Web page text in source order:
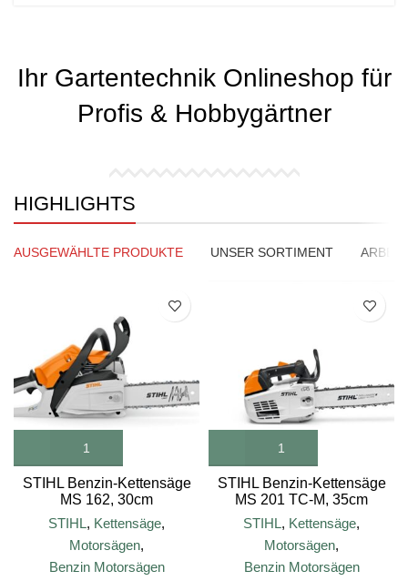
Ihr Gartentechnik Onlineshop für
Profis & Hobbygärtner
HIGHLIGHTS
AUSGEWÄHLTE PRODUKTE UNSER SORTIMENT
STIHL Benzin-Kettensäge
MS 162, 30cm
Schienenlänge
STIHL, Kettensäge,
Motorsägen,
Benzin Motorsägen
STIHL Benzin-Kettensäge
MS 201 TC-M, 35cm
Schienenlänge
STIHL, Kettensäge,
Motorsägen,
Benzin Motorsägen